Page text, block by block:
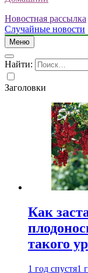
Новостная рассылка
Случайные новости
Меню
Найти:
Заголовки
Как
такого
1 год спустя1